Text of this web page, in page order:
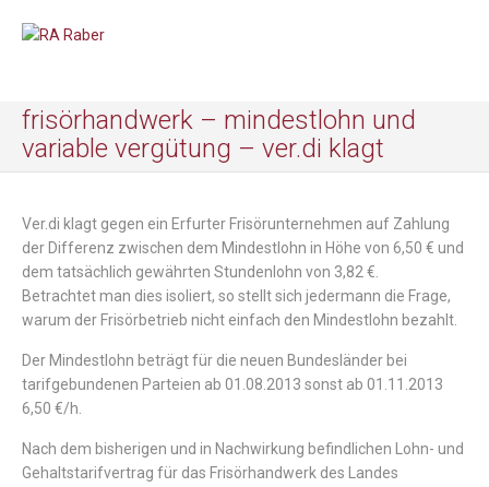
frisörhandwerk – mindestlohn und
variable vergütung – ver.di klagt
Ver.di klagt gegen ein Erfurter Frisörunternehmen auf Zahlung
der Differenz zwischen dem Mindestlohn in Höhe von 6,50 € und
dem tatsächlich gewährten Stundenlohn von 3,82 €.
Betrachtet man dies isoliert, so stellt sich jedermann die Frage,
warum der Frisörbetrieb nicht einfach den Mindestlohn bezahlt.
Der Mindestlohn beträgt für die neuen Bundesländer bei
tarifgebundenen Parteien ab 01.08.2013 sonst ab 01.11.2013
6,50 €/h.
Nach dem bisherigen und in Nachwirkung befindlichen Lohn- und
Gehaltstarifvertrag für das Frisörhandwerk des Landes